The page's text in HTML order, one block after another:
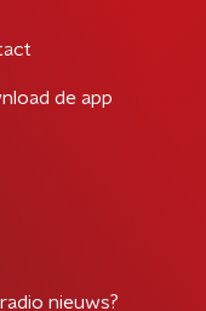
de app
nieuws?